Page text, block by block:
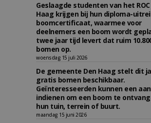
Geslaagde studenten van het ROC
Haag krijgen bij hun diploma-
boomcertificaat, waarmee voor
deelnemers een boom wordt
twee jaar tijd levert dat ruim
bomen op.
woensdag 15 juli 2026
De gemeente Den Haag stelt dit
gratis bomen beschikbaar.
Geïnteresseerden kunnen een
indienen om een boom te
hun tuin, terrein of buurt.
maandag 15 juni 2026